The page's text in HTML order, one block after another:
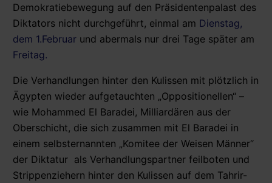
Demokratiebewegung auf den Präsidentenpalast des
Diktators nicht durchgeführt, einmal am Dienstag,
dem 1.Februar und abermals nur drei Tage später am
Freitag.
Die Verhandlungen hinter den Kulissen mit plötzlich in
Ägypten wieder aufgetauchten „Oppositionellen“ –
wie Mohammed El Baradei, Milliardären aus der
Oberschicht, die sich zusammen mit El Baradei in
einem selbsternannten „Komitee der Weisen Männer“
der Diktatur als Verhandlungspartner feilboten und
Strippenziehern hinter den Kulissen auf dem Tahrir-